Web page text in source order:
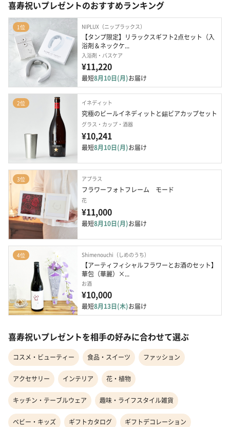
喜寿祝いプレゼントのおすすめランキング
1位 NIPLUX（ニップラックス）
【タンプ限定】リラックスギフト2点セット（入
浴剤＆ネックケ...
入浴剤・バスケア
¥11,220
最短8月10日(月)お届け
2位 イネディット
究極のビールイネディットと錫ビアカップセット
グラス・カップ・酒器
¥10,241
最短8月10日(月)お届け
3位 アプラス
フラワーフォトフレーム　モード
花
¥11,000
最短8月10日(月)お届け
4位 Shimenouchi（しめのうち）
【アーティフィシャルフラワーとお酒のセット】
華包（華麗）×...
お酒
¥10,000
最短8月13日(木)お届け
喜寿祝いプレゼントを相手の好みに合わせて選ぶ
コスメ・ビューティー 食品・スイーツ ファッション
アクセサリー インテリア 花・植物
キッチン・テーブルウェア 趣味・ライフスタイル雑貨
ベビー・キッズ ギフトカタログ ギフトデコレーション